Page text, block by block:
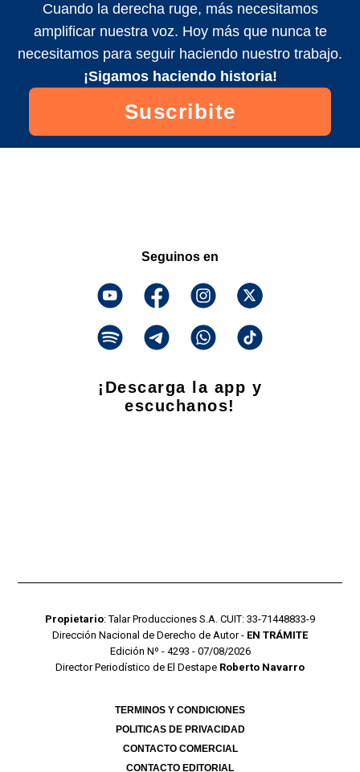
Cuando la derecha ruge, más necesitamos
amplificar nuestra voz. Hoy más que nunca te
necesitamos para seguir haciendo nuestro trabajo.
¡Sigamos haciendo historia!
Suscribite
Seguinos en
¡Descarga la app y
escuchanos!
Propietario: Talar Producciones S.A. CUIT: 33-71448833-9
Dirección Nacional de Derecho de Autor - EN TRÁMITE
Edición Nº - 4293 - 07/08/2026
Director Periodístico de El Destape Roberto Navarro
TERMINOS Y CONDICIONES
POLITICAS DE PRIVACIDAD
CONTACTO COMERCIAL
CONTACTO EDITORIAL